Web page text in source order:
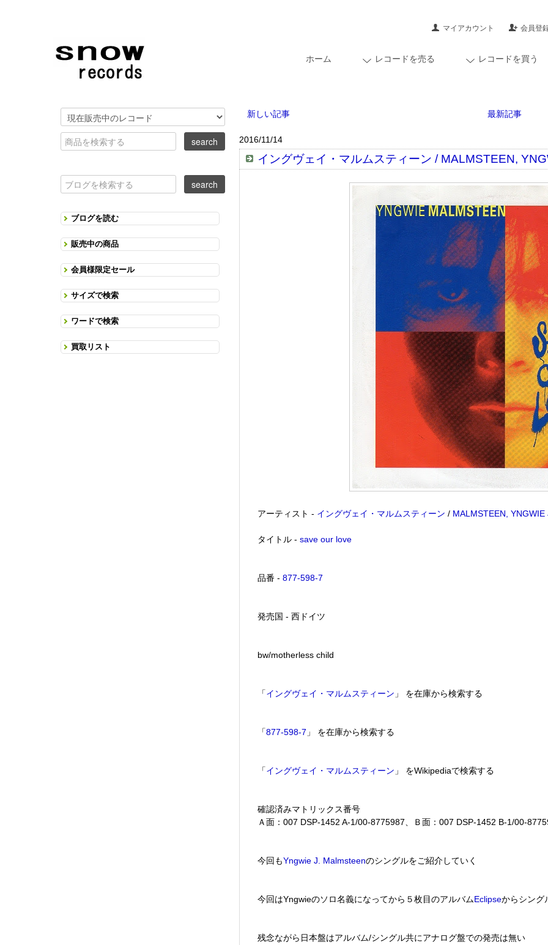
マイアカウント 会員登
ホーム レコードを売る レコードを買う
新しい記事 最新記事
2016/11/14
イングヴェイ・マルムスティーン / MALMSTEEN,
アーティスト - イングヴェイ・マルムスティーン / MALMSTEEN, YNGWIE
タイトル -save our love
品番 -877-598-7
発売国 - 西ドイツ
bw/motherless child
「イングヴェイ・マルムスティーン 」 を在庫から検索する
「877-598-7 」 を在庫から検索する
「イングヴェイ・マルムスティーン 」 をWikipediaで検索する
確認済みマトリックス番号
Ａ面：007 DSP-1452 A-1/00-8775987、Ｂ面：007 DSP-1452 B-1/00-
今回もYngwie J. Malmsteenのシングルをご紹介していく
今回はYngwieのソロ名義になってから５枚目のアルバムEclipseからシング
残念ながら日本盤はアルバム/シングル共にアナログ盤での発売は無い
ブログを読む
販売中の商品
会員様限定セール
サイズで検索
ワードで検索
買取リスト